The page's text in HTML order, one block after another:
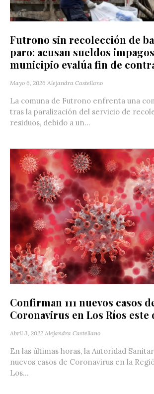
Futrono sin recolección de
paro: acusan sueldos
municipio evalúa fin de
Mayo 6, 2026 Alejandra Castellano
La comuna de Futrono enfrenta una
tras la paralización del servicio de
residuos, debido a un...
Confirman 111 nuevos casos
Coronavirus en Los Ríos
Abril 3, 2022 Alejandra Castellano
En las últimas horas, la Autoridad
nuevos casos de Coronavirus en la
Los...